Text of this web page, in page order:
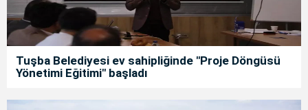
Tuşba Belediyesi ev sahipliğinde "Proje Döngüsü
Yönetimi Eğitimi" başladı